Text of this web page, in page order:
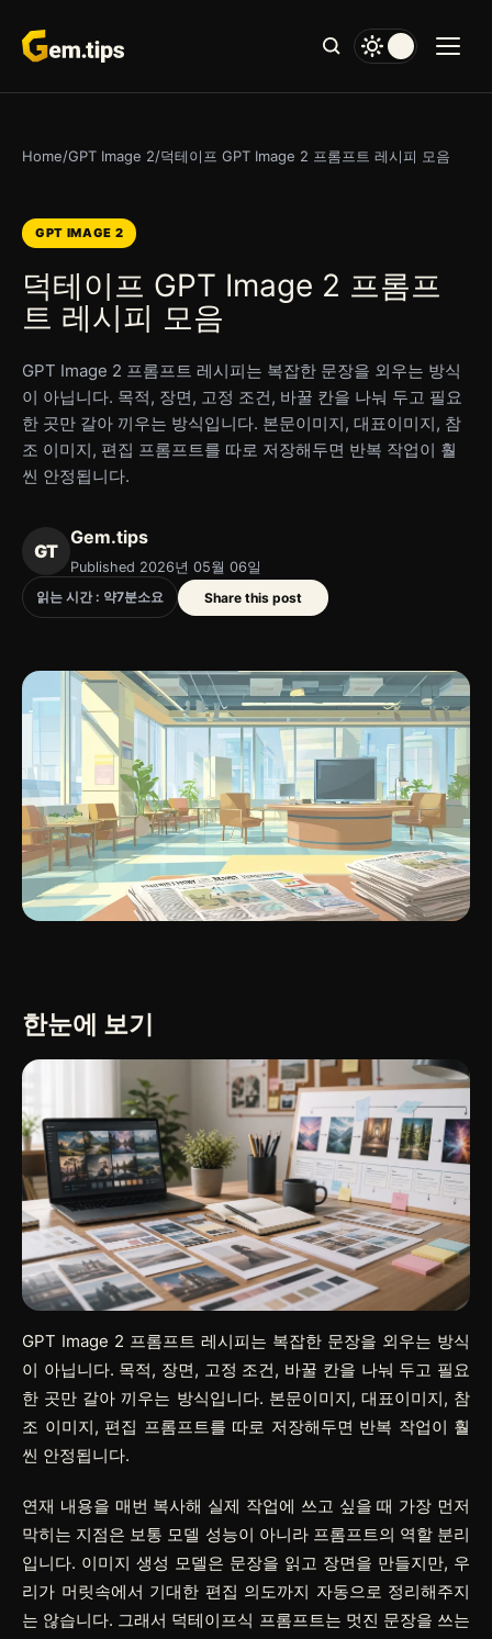
문
로
뛰
Home/GPT Image 2/덕테이프 GPT Image 2 프롬프트 레시피 모음
GPT IMAGE 2
덕테이프 GPT Image 2 프롬프
트 레시피 모음
GPT Image 2 프롬프트 레시피는 복잡한 문장을 외우는 방식
이 아닙니다. 목적, 장면, 고정 조건, 바꿀 칸을 나눠 두고 필요
한 곳만 갈아 끼우는 방식입니다. 본문이미지, 대표이미지, 참
조 이미지, 편집 프롬프트를 따로 저장해두면 반복 작업이 훨
씬 안정됩니다.
GT
Gem.tips
Published 2026년 05월 06일
읽는 시간 : 약7분소요 Share this post
한눈에 보기
GPT Image 2 프롬프트 레시피는 복잡한 문장을 외우는 방식
이 아닙니다. 목적, 장면, 고정 조건, 바꿀 칸을 나눠 두고 필요
한 곳만 갈아 끼우는 방식입니다. 본문이미지, 대표이미지, 참
조 이미지, 편집 프롬프트를 따로 저장해두면 반복 작업이 훨
씬 안정됩니다.
연재 내용을 매번 복사해 실제 작업에 쓰고 싶을 때 가장 먼저
막히는 지점은 보통 모델 성능이 아니라 프롬프트의 역할 분리
입니다. 이미지 생성 모델은 문장을 읽고 장면을 만들지만, 우
리가 머릿속에서 기대한 편집 의도까지 자동으로 정리해주지
는 않습니다. 그래서 덕테이프식 프롬프트는 멋진 문장을 쓰는